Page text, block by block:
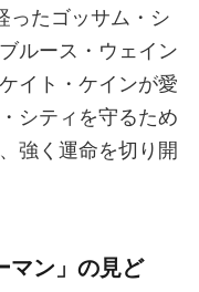
ったゴッサム・シ
ルース・ウェイン
イト・ケインが愛
シティを守るため
強く運命を切り開
マン」の見ど